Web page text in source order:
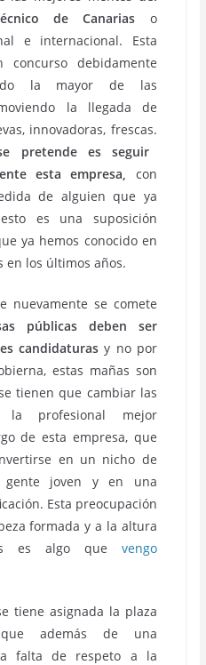
de Canarias o
e internacional. Esta
debidamente
la mayor de las
la llegada de
innovadoras, frescas.
pretende es seguir
esta empresa, con
de alguien que ya
es una suposición
ya hemos conocido en
en los últimos años.
nuevamente se comete
públicas deben ser
candidaturas y no por
estas mañas son
tienen que cambiar las
la profesional mejor
de esta empresa, que
en un nicho de
gente joven y en una
Esta preocupación
formada y a la altura
es algo que vengo
tiene asignada la plaza
además de una
falta de respeto a la